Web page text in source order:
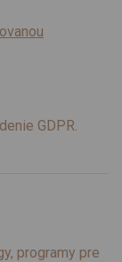
GDPR.
programy pre